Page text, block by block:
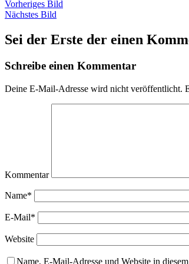
Vorheriges Bild
Nächstes Bild
Sei der Erste der einen
Schreibe einen Kommentar
Deine E-Mail-Adresse wird nicht veröffentlicht.
Kommentar
Name*
E-Mail*
Website
Name, E-Mail-Adresse und Website in